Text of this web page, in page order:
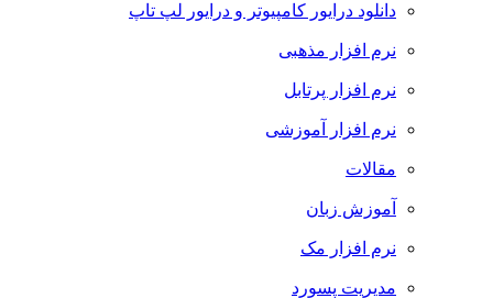
دانلود درایور کامپیوتر و درایور لپ تاپ
نرم افزار مذهبی
نرم افزار پرتابل
نرم افزار آموزشی
مقالات
آموزش زبان
نرم افزار مک
مدیریت پسورد